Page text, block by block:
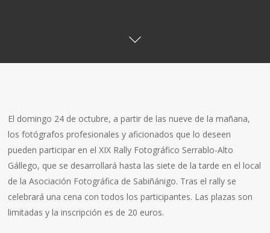
El domingo 24 de octubre, a partir de las nueve de la mañana,
los fotógrafos profesionales y aficionados que lo deseen
pueden participar en el XIX Rally Fotográfico Serrablo-Alto
Gállego, que se desarrollará hasta las siete de la tarde en el local
de la Asociación Fotográfica de Sabiñánigo. Tras el rally se
celebrará una cena con todos los participantes. Las plazas son
limitadas y la inscripción es de 20 euros.